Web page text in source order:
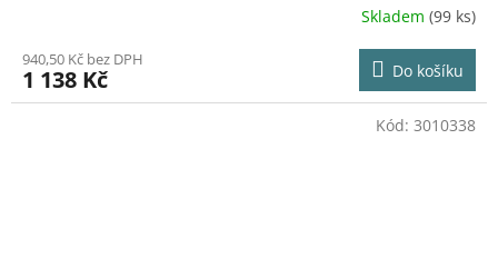
Skladem (99 ks)
940,50 Kč bez DPH
1 138 Kč Do košíku
Kód: 3010338